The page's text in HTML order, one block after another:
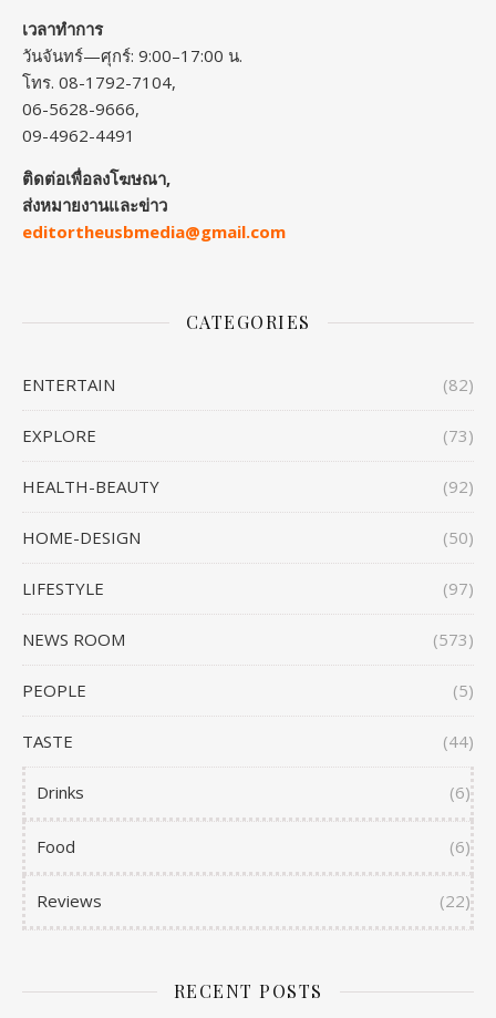
เวลาทำการ
วันจันทร์—ศุกร์: 9:00–17:00 น.
โทร. 08-1792-7104,
06-5628-9666,
09-4962-4491
ติดต่อเพื่อลงโฆษณา,
ส่งหมายงานและข่าว
editortheusbmedia@gmail.com
CATEGORIES
ENTERTAIN (82)
EXPLORE (73)
HEALTH-BEAUTY (92)
HOME-DESIGN (50)
LIFESTYLE (97)
NEWS ROOM (573)
PEOPLE (5)
TASTE (44)
Drinks (6)
Food (6)
Reviews (22)
RECENT POSTS